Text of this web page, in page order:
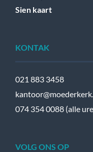
Sien kaart
KONTAK
021 883 3458
074 354 0088 (alle
VOLG ONS OP